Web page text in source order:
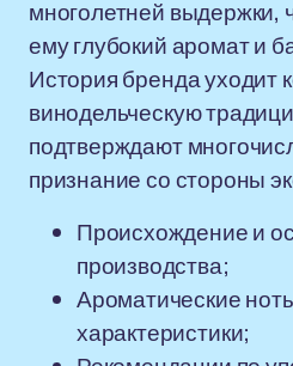
многолетней выдержки,
ему глубокий аромат и
История бренда уходит
винодельческую
подтверждают
признание со стороны
Происхождение и
производства;
Ароматические
характеристики;